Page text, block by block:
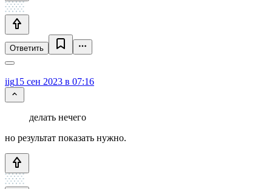
Ответить
iig15 сен 2023 в 07:16
делать нечего
но результат показать нужно.